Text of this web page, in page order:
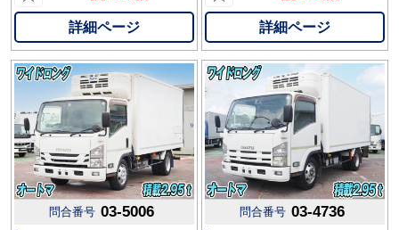
詳細ページ 詳細ページ
問合番号 03-5006 問合番号 03-4736